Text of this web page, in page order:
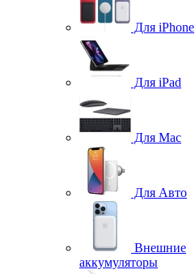
Для iPhone
Для iPad
Для Mac
Для Авто
Внешние
аккумуляторы